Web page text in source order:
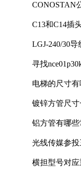
CONOSTAN
C13和C14插
LGJ-240/30
寻找
电梯的尺寸
镀锌方管尺
铝方管有哪
光线传媒参
横担型号对